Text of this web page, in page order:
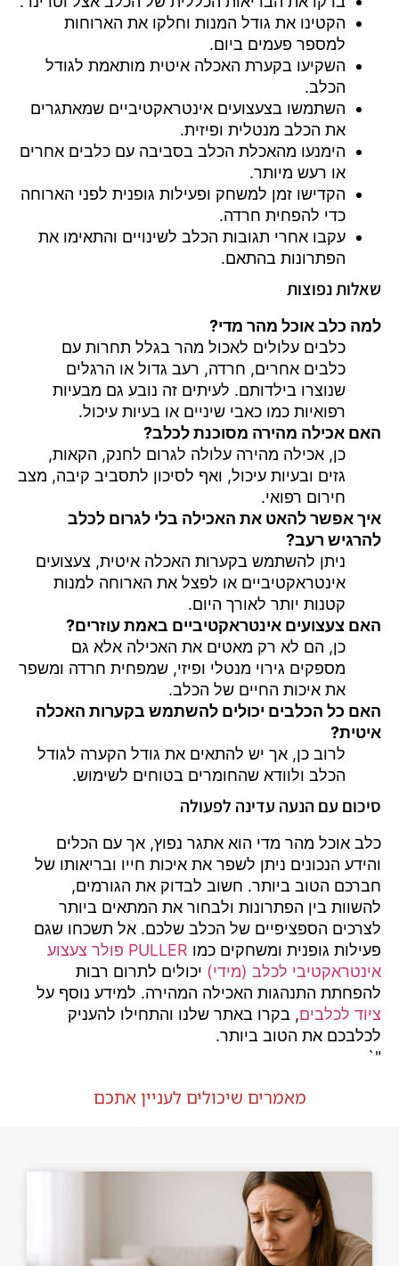
הקטינו את גודל המנות וחלקו את הארוחות
למספר פעמים ביום.
השקיעו בקערת האכלה איטית מותאמת לגודל
הכלב.
השתמשו בצעצועים אינטראקטיביים שמאתגרים
את הכלב מנטלית ופיזית.
הימנעו מהאכלת הכלב בסביבה עם כלבים אחרים
או רעש מיותר.
הקדישו זמן למשחק ופעילות גופנית לפני הארוחה
כדי להפחית חרדה.
עקבו אחרי תגובות הכלב לשינויים והתאימו את
הפתרונות בהתאם.
שאלות נפוצות
למה כלב אוכל מהר מדי?
כלבים עלולים לאכול מהר בגלל תחרות עם
כלבים אחרים, חרדה, רעב גדול או הרגלים
שנוצרו בילדותם. לעיתים זה נובע גם מבעיות
רפואיות כמו כאבי שיניים או בעיות עיכול.
האם אכילה מהירה מסוכנת לכלב?
כן, אכילה מהירה עלולה לגרום לחנק, הקאות,
גזים ובעיות עיכול, ואף לסיכון לתסביב קיבה, מצב
חירום רפואי.
איך אפשר להאט את האכילה בלי לגרום לכלב
להרגיש רעב?
ניתן להשתמש בקערות האכלה איטית, צעצועים
אינטראקטיביים או לפצל את הארוחה למנות
קטנות יותר לאורך היום.
האם צעצועים אינטראקטיביים באמת עוזרים?
כן, הם לא רק מאטים את האכילה אלא גם
מספקים גירוי מנטלי ופיזי, שמפחית חרדה ומשפר
את איכות החיים של הכלב.
האם כל הכלבים יכולים להשתמש בקערות האכלה
איטית?
לרוב כן, אך יש להתאים את גודל הקערה לגודל
הכלב ולוודא שהחומרים בטוחים לשימוש.
סיכום עם הנעה עדינה לפעולה
כלב אוכל מהר מדי הוא אתגר נפוץ, אך עם הכלים
והידע הנכונים ניתן לשפר את איכות חייו ובריאותו של
חברכם הטוב ביותר. חשוב לבדוק את הגורמים,
להשוות בין הפתרונות ולבחור את המתאים ביותר
לצרכים הספציפיים של הכלב שלכם. אל תשכחו שגם
פעילות גופנית ומשחקים כמו
PULLER פולר צעצוע
אינטראקטיבי לכלב (מידי) יכולים לתרום רבות
להפחתת התנהגות האכילה המהירה. למידע נוסף על
ציוד לכלבים, בקרו באתר שלנו והתחילו להעניק
לכלבכם את הטוב ביותר.
"`
מאמרים שיכולים לעניין אתכם